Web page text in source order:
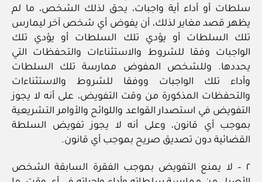
سلطات أو أداء أية واجبات، يحق لذلك الشخص، ما لم
يظهر قصد مغاير لذلك، أن يفوض أي شخص آخر ليمارس
تلك السلطات أو يؤدي تلك السلطات أو يؤدي تلك
الواجبات وفقا للشروط والاستثناءات والتحفظات التي
يحددها. وللشخص المفوض ممارسة تلك السلطات
وأداء تلك الواجبات ووفقا للشروط والاستثناءات
والتحفظات المذكورة من وقت التفويض، على أنه لا يجوز
التفويض في استصدار القواعد واللوائح والأوامر التشريعية
بموجب أي قانون، وعلى أنه لا يجوز تفويض السلطة
القضائية دون تصديق صريح بموجب أي قانون.
٢ – لا يمنع التفويض بموجب الفقرة السابقة الشخص